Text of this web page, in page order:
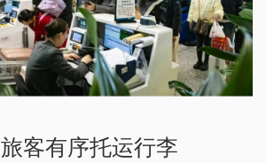
旅客有序托运行李